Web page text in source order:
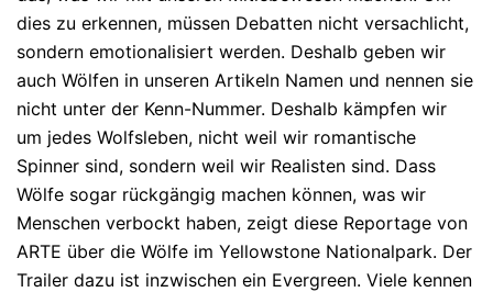
dies zu erkennen, müssen Debatten nicht versachlicht,
sondern emotionalisiert werden. Deshalb geben wir
auch Wölfen in unseren Artikeln Namen und nennen sie
nicht unter der Kenn-Nummer. Deshalb kämpfen wir
um jedes Wolfsleben, nicht weil wir romantische
Spinner sind, sondern weil wir Realisten sind. Dass
Wölfe sogar rückgängig machen können, was wir
Menschen verbockt haben, zeigt diese Reportage von
ARTE über die Wölfe im Yellowstone Nationalpark. Der
Trailer dazu ist inzwischen ein Evergreen. Viele kennen